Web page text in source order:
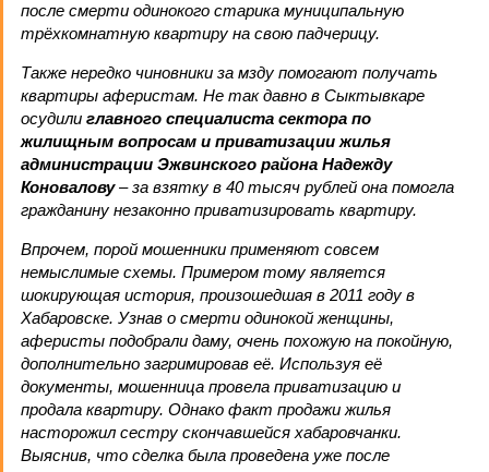
после смерти одинокого старика муниципальную
трёхкомнатную квартиру на свою падчерицу.
Также нередко чиновники за мзду помогают получать
квартиры аферистам. Не так давно в Сыктывкаре
осудили главного специалиста сектора по
жилищным вопросам и приватизации жилья
администрации Эжвинского района Надежду
Коновалову– за взятку в 40 тысяч рублей она помогла
гражданину незаконно приватизировать квартиру.
Впрочем, порой мошенники применяют совсем
немыслимые схемы. Примером тому является
шокирующая история, произошедшая в 2011 году в
Хабаровске. Узнав о смерти одинокой женщины,
аферисты подобрали даму, очень похожую на покойную,
дополнительно загримировав её. Используя её
документы, мошенница провела приватизацию и
продала квартиру. Однако факт продажи жилья
насторожил сестру скончавшейся хабаровчанки.
Выяснив, что сделка была проведена уже после